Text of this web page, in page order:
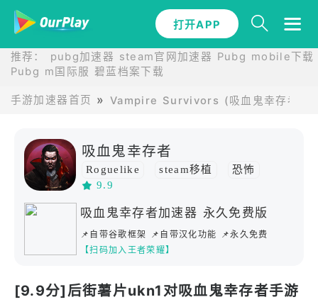
打开APP
推荐： pubg加速器 steam官网加速器 Pubg mobile下载
Pubg m国际服 碧蓝档案下载
手游加速器首页 Vampire Survivors (吸血鬼幸存者)的
吸血鬼幸存者
Roguelike steam移植
恐怖
单机
9.9
吸血鬼幸存者加速器 永久免费版
📌自带谷歌框架 📌自带汉化功能 📌永久免费
【扫码加入王者荣耀】
[9.9分]后街薯片ukn1对吸血鬼幸存者手游